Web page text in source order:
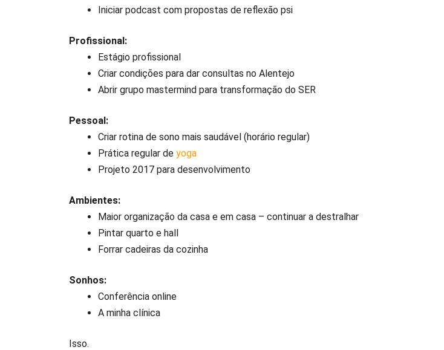
Iniciar podcast com propostas de reflexão psi
Profissional:
Estágio profissional
Criar condições para dar consultas no Alentejo
Abrir grupo mastermind para transformação do SER
Pessoal:
Criar rotina de sono mais saudável (horário regular)
Prática regular de yoga
Projeto 2017 para desenvolvimento
Ambientes:
Maior organização da casa e em casa – continuar a destralhar
Pintar quarto e hall
Forrar cadeiras da cozinha
Sonhos:
Conferência online
A minha clínica
Isso.